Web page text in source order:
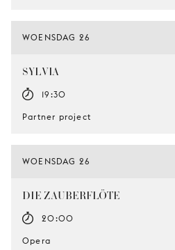
WOENSDAG 26
SYLVIA
19:30
Partner project
WOENSDAG 26
DIE ZAUBERFLÖTE
20:00
Opera